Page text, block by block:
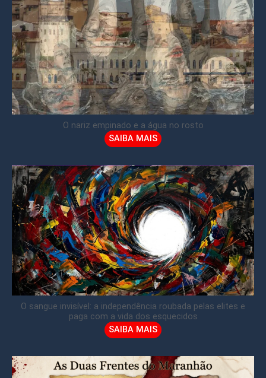
O nariz empinado e a água no rosto
SAIBA MAIS
O sangue invisível: a independência roubada pelas elites e
paga com a vida dos esquecidos
SAIBA MAIS